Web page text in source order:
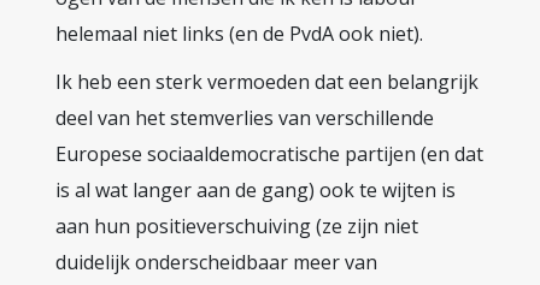
helemaal niet links (en de PvdA ook niet).
Ik heb een sterk vermoeden dat een belangrijk
deel van het stemverlies van verschillende
Europese sociaaldemocratische partijen (en dat
is al wat langer aan de gang) ook te wijten is
aan hun positieverschuiving (ze zijn niet
duidelijk onderscheidbaar meer van